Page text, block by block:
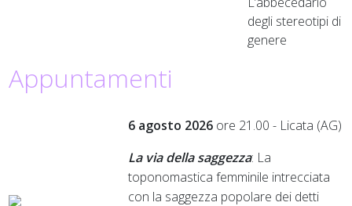
degli stereotipi di
genere
Appuntamenti
6 agosto 2026 ore 21.00 - Licata (AG)
La via della saggezza: La
toponomastica femminile intrecciata
con la saggezza popolare dei detti